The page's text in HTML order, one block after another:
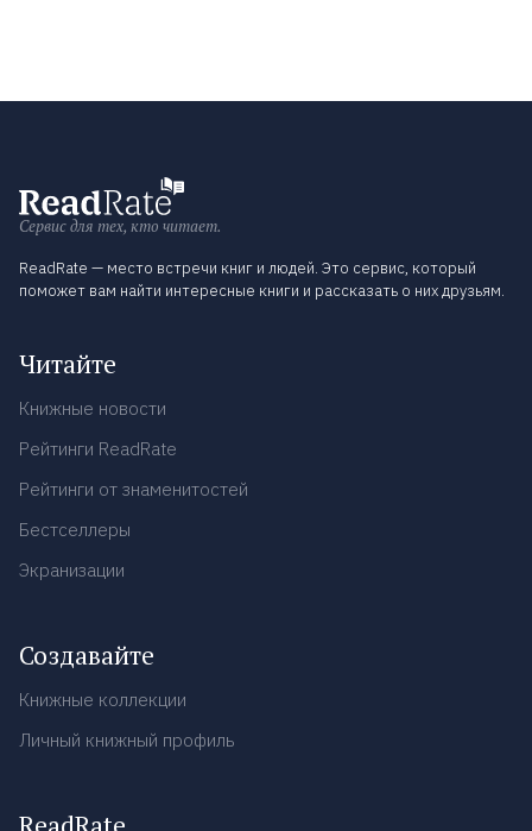
Сервис для тех, кто читает.
ReadRate — место встречи книг и людей. Это сервис, который
поможет вам найти интересные книги и рассказать о них друзьям.
Читайте
Книжные новости
Рейтинги ReadRate
Рейтинги от знаменитостей
Бестселлеры
Экранизации
Создавайте
Книжные коллекции
Личный книжный профиль